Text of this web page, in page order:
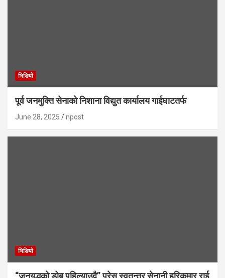
भिडियाे
पूर्व जनमुक्ति सेनाको निशाना विद्युत कार्यालय गाईघाटतर्फ
June 28, 2025 npost
भिडियाे
“जनयुद्धको डोब पहिल्याउदै” प्रेस स्वतन्त्र सेनानी हरिकुमार राई